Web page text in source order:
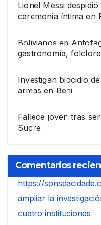
Lionel Messi
ceremonia íntima en
Bolivianos en
gastronomía,
Investigan biocidio
armas en Beni
Fallece joven tras
Sucre
Comentarios
https://
ampliar la
cuatro instituciones